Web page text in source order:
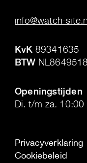
info@watch-
KvK 89341635
BTW
Openingstijden
Di. t/m za.
Privacyverklaring
Cookiebeleid